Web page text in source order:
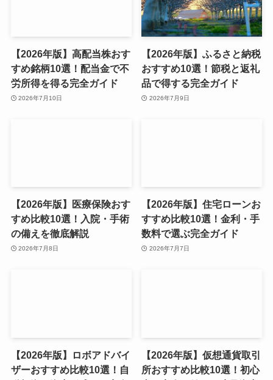
【2026年版】高配当株おす
すめ銘柄10選！配当金で不
労所得を得る完全ガイド
2026年7月10日
【2026年版】ふるさと納税
おすすめ10選！節税と返礼
品で得する完全ガイド
2026年7月9日
【2026年版】医療保険おす
すめ比較10選！入院・手術
の備えを徹底解説
2026年7月8日
【2026年版】住宅ローンお
すすめ比較10選！金利・手
数料で選ぶ完全ガイド
2026年7月7日
【2026年版】ロボアドバイ
ザーおすすめ比較10選！自
【2026年版】仮想通貨取引
所おすすめ比較10選！初心